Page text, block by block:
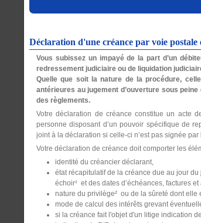
Déclaration d'une créance par voie postale
Vous subissez un impayé de la part d’un
redressement judiciaire ou de liquidation
Quelle que soit la nature de la procédure,
antérieures au jugement d’ouverture sous
des règlements.
Votre déclaration de créance constitue un acte
personne disposant d’un pouvoir spécifique de
joint à la déclaration si celle-ci n’est pas signée par
Votre déclaration de créance doit comporter les
identité du créancier déclarant,
état récapitulatif de la créance due au jour
échoir¹ et des dates d’échéances, factures et
nature du privilège² ou de la sûreté dont elle
mode de calcul des intérêts grevant
si la créance fait l'objet d'un litige indication